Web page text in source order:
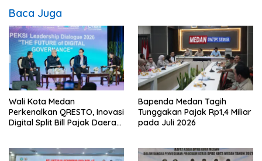
Baca Juga
Wali Kota Medan
Perkenalkan QRESTO, Inovasi
Digital Split Bill Pajak Daerah
2026
Bapenda Medan Tagih
Tunggakan Pajak Rp1,4 Miliar
pada Juli 2026